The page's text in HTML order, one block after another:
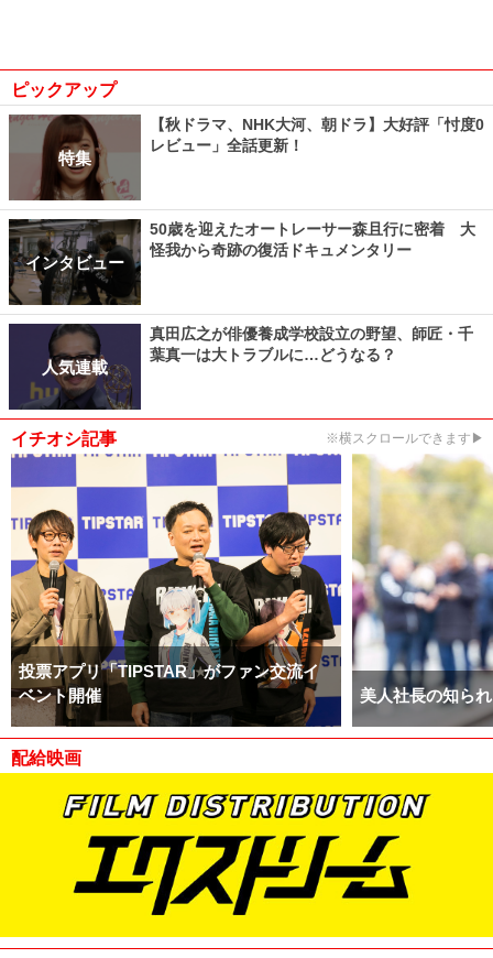
ピックアップ
特集
【秋ドラマ、NHK大河、朝ドラ】大好評「忖度0
レビュー」全話更新！
インタビュー
50歳を迎えたオートレーサー森且行に密着 大
怪我から奇跡の復活ドキュメンタリー
人気連載
真田広之が俳優養成学校設立の野望、師匠・千
葉真一は大トラブルに…どうなる？
イチオシ記事 ※横スクロールできます▶
投票アプリ「TIPSTAR」がファン交流イ
ベント開催
美人社長の知ら
配給映画